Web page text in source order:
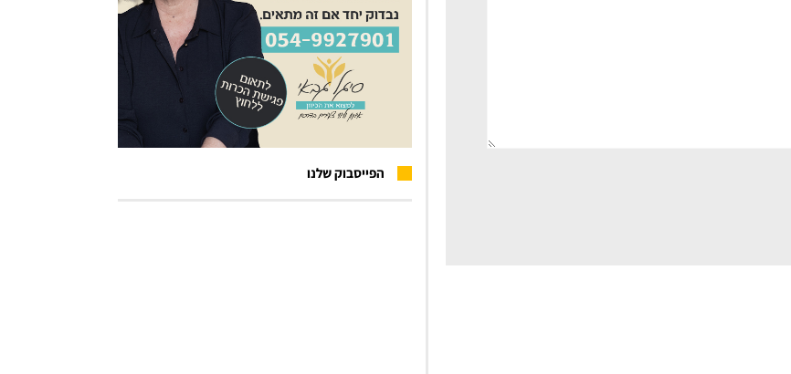
הפייסבוק שלנו